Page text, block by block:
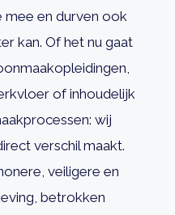
mee en durven ook
kan. Of het nu gaat
of inhoudelijk
wij
verschil maakt.
veiligere en
betrokken